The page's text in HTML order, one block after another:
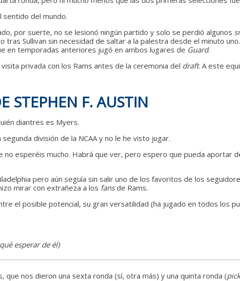
del mundo.
por suerte, no se lesionó ningún partido y solo se perdió algunos
Sullivan sin necesidad de saltar a la palestra desde el minuto
en temporadas anteriores jugó en ambos lugares de Guard.
privada con los Rams antes de la ceremonia del draft. A este
STEPHEN F. AUSTIN
diantres es Myers.
división de la NCAA y no le he visto jugar.
no esperéis mucho. Habrá que ver, pero espero que pueda aportar
pero aún seguía sin salir uno de los favoritos de los
mirar con extrañeza a los fansde Rams.
el posible potencial, su gran versatilidad (ha jugado en todos los
esperar de él)
nos dieron una sexta ronda (sí, otra más) y una quinta ronda (pick